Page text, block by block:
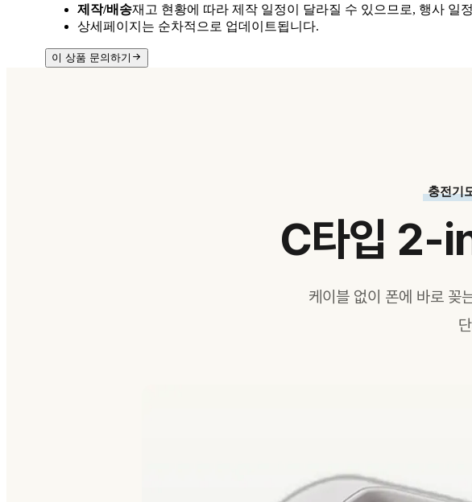
제작/배송재고 현황에 따라 제작 일정이 달라질 수 있으므로, 행사 일
상세페이지는 순차적으로 업데이트됩니다.
이 상품 문의하기
충전기
C타입 2-
케이블 없이 폰에 바로 꽂